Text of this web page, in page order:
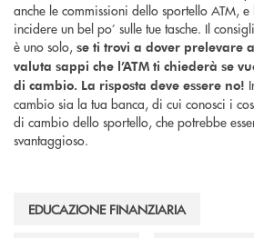
anche le commissioni dello sportello ATM,
incidere un bel po’ sulle tue tasche. Il
è uno solo, se ti trovi a dover prelevare
valuta sappi che l’ATM ti chiederà se
di cambio. La risposta deve essere no!
cambio sia la tua banca, di cui conosci i
di cambio dello sportello, che potrebbe
svantaggioso.
EDUCAZIONE FINANZIARIA